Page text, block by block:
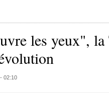
les yeux", la
02:10